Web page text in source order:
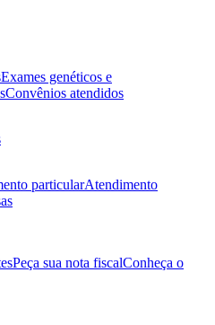
Exames genéticos e
Convênios atendidos
particularAtendimento
Peça sua nota fiscalConheça o